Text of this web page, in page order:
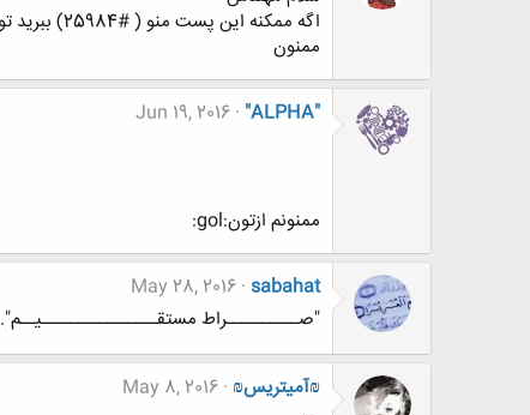
اگه ممکنه این پست منو ( #25984) ببرید تو درخواست های بی پاسخ
ممنون
"ALPHA"
Jun 19, 2016
ممنونم ازتون:gol:
sabahat
May 28, 2016
"صــــــــــراط مستقــــــــــــــــیــم".
₪آمیتریس₪ May 8, 2016